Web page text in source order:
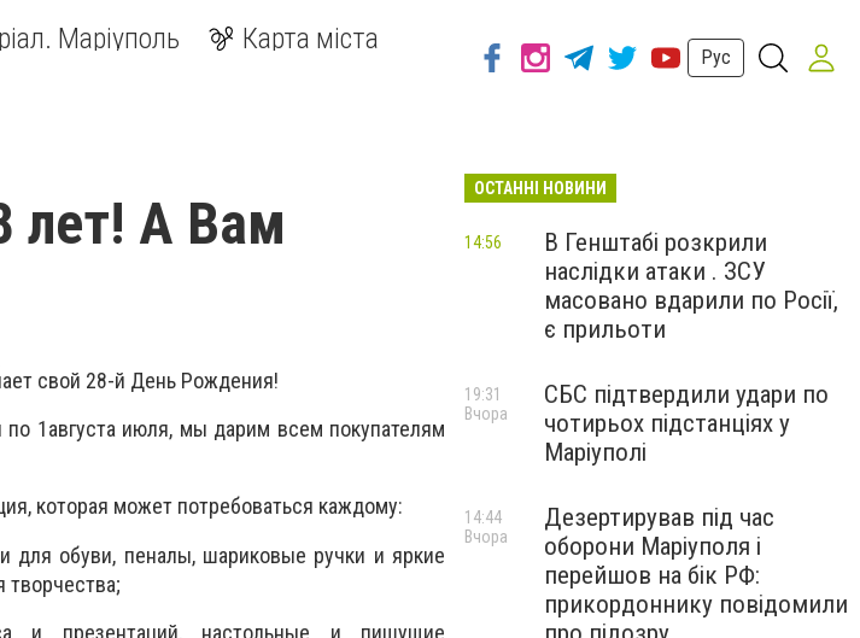
Маріуполь Карта міста
Рус
лет! А Вам
свой 28-й День Рождения!
1августа июля, мы дарим всем покупателям
которая может потребоваться каждому:
для обуви, пеналы, шариковые ручки и яркие
творчества;
и презентаций, настольные и пишущие
ОСТАННІ НОВИНИ
В Генштабі розкрили
наслідки атаки . ЗСУ
масовано вдарили по Росії,
є прильоти
14:56
СБС підтвердили удари по
чотирьох підстанціях у
Маріуполі
19:31
Вчора
Дезертирував під час
оборони Маріуполя і
перейшов на бік РФ:
прикордоннику повідомили
14:44
Вчора